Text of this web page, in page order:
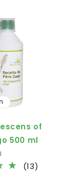
of
500 ml
(13)